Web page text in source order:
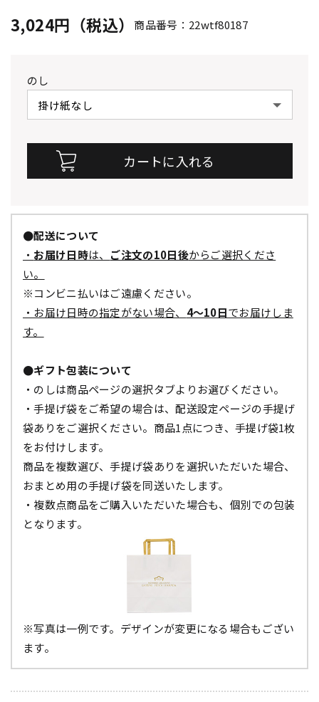
3,024円（税込） 商品番号：22wtf80187
のし
●配送について
・ お届け日時は、 ご注文の10日後からご選択くださ
い。
※コンビニ払いはご遠慮ください。
・お届け日時の指定がない場合、 4～10日でお届けしま
す。
●ギフト包装について
・のしは商品ページの選択タブよりお選びください。
・手提げ袋をご希望の場合は、配送設定ページの手提げ
袋ありをご選択ください。商品1点につき、手提げ袋1枚
をお付けします。
商品を複数選び、手提げ袋ありを選択いただいた場合、
おまとめ用の手提げ袋を同送いたします。
・複数点商品をご購入いただいた場合も、個別での包装
となります。
※写真は一例です。デザインが変更になる場合もござい
ます。